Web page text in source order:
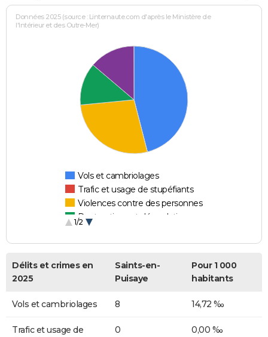
Données 2025 (source : Linternaute.com d'après le Ministère de
l'Intérieur et des Outre-Mer)
Vols et cambriolages
Trafic et usage de stupéfiants
Violences contre des personnes
Destructions et dégradations
1/2
Délits et crimes en
2025
Saints-en-
Puisaye
Pour 1 000
habitants
Vols et cambriolages 8 14,72 ‰
Trafic et usage de
0 0,00 ‰